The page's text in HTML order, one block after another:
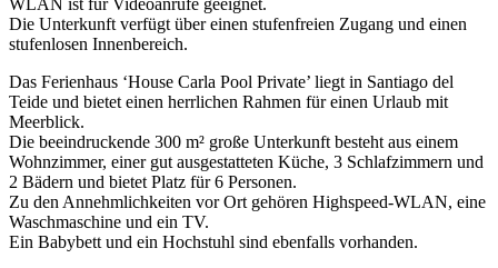
Die Unterkunft verfügt über einen stufenfreien Zugang und einen
stufenlosen Innenbereich.
Das Ferienhaus ‘House Carla Pool Private’ liegt in Santiago del
Teide und bietet einen herrlichen Rahmen für einen Urlaub mit
Meerblick.
Die beeindruckende 300 m² große Unterkunft besteht aus einem
Wohnzimmer, einer gut ausgestatteten Küche, 3 Schlafzimmern und
2 Bädern und bietet Platz für 6 Personen.
Zu den Annehmlichkeiten vor Ort gehören Highspeed-WLAN, eine
Waschmaschine und ein TV.
Ein Babybett und ein Hochstuhl sind ebenfalls vorhanden.